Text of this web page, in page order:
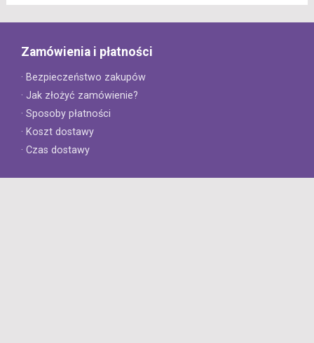
Zamówienia i płatności
· Bezpieczeństwo zakupów
· Jak złożyć zamówienie?
· Sposoby płatności
· Koszt dostawy
· Czas dostawy